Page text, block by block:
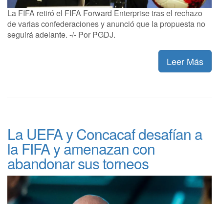
La FIFA retiró el FIFA Forward Enterprise tras el rechazo
de varias confederaciones y anunció que la propuesta no
seguirá adelante. -/- Por PGDJ.
Leer Más
La UEFA y Concacaf desafían a
la FIFA y amenazan con
abandonar sus torneos